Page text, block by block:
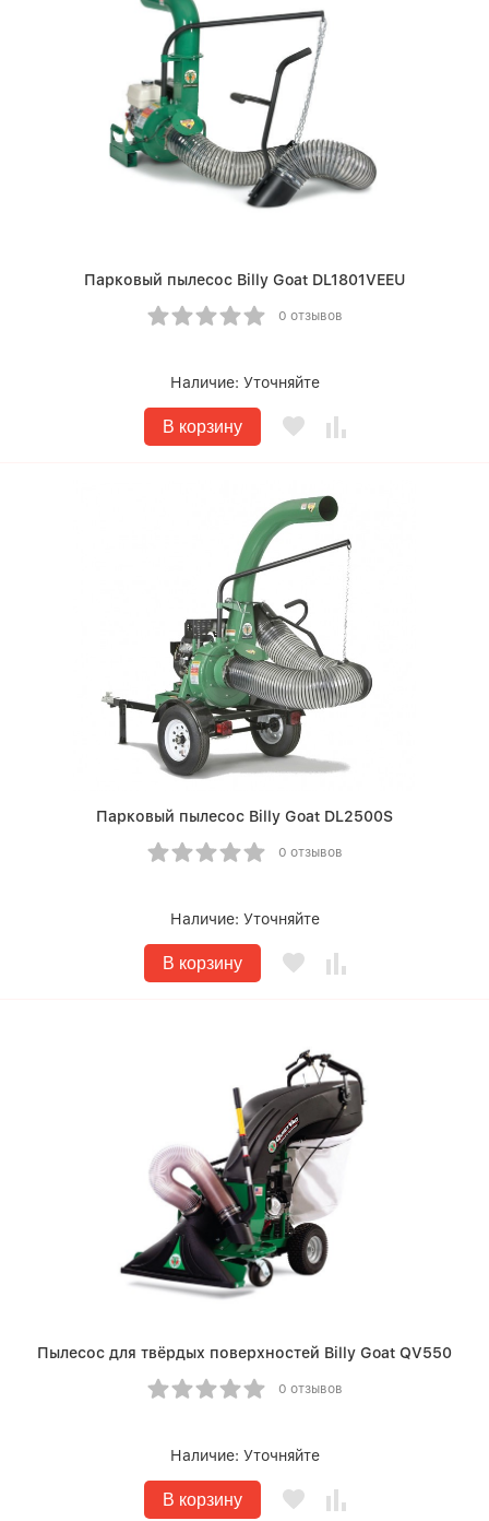
Парковый пылесос Billy Goat DL1801VEEU
0 отзывов
Наличие: Уточняйте
В корзину
Парковый пылесос Billy Goat DL2500S
0 отзывов
Наличие: Уточняйте
В корзину
Пылесос для твёрдых поверхностей Billy Goat QV550
0 отзывов
Наличие: Уточняйте
В корзину